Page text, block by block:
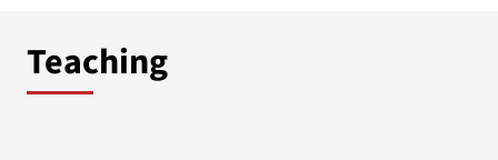
Teaching